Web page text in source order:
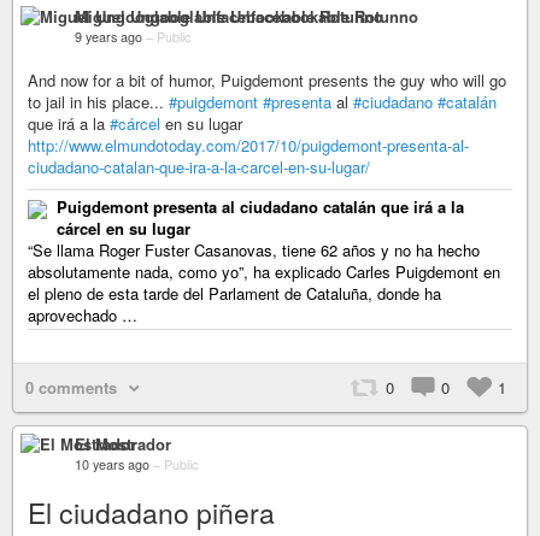
Miguel Ungooglable Unfacebookable Rotunno
9 years ago – Public
And now for a bit of humor, Puigdemont presents the guy who will go
to jail in his place... #puigdemont #presenta al #ciudadano #catalán
que irá a la #cárcel en su lugar
http://www.elmundotoday.com/2017/10/puigdemont-presenta-al-
ciudadano-catalan-que-ira-a-la-carcel-en-su-lugar/
Puigdemont presenta al ciudadano catalán que irá a la
cárcel en su lugar
“Se llama Roger Fuster Casanovas, tiene 62 años y no ha hecho
absolutamente nada, como yo”, ha explicado Carles Puigdemont en
el pleno de esta tarde del Parlament de Cataluña, donde ha
aprovechado …
0 comments 0 0 1
El Mostrador
10 years ago – Public
El ciudadano piñera